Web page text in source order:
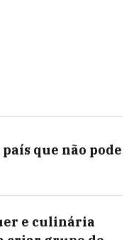
que não pode
e culinária